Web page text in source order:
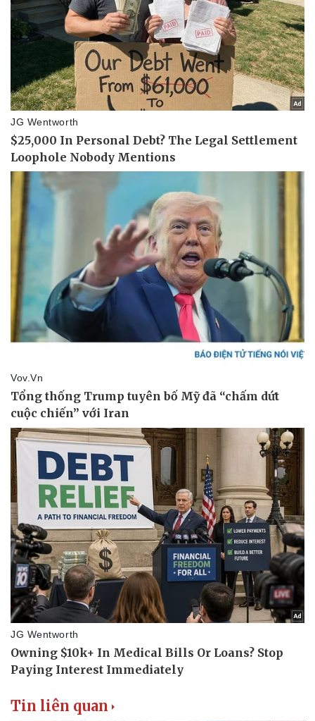
Doanh nghiệp
Thông tin doanh nghiệp
Doanh nghiệp 24h
Công nghệ
Sành điệu
Tin Công nghệ
Tin liên quan